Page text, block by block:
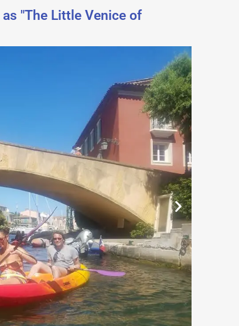
"The Little Venice of